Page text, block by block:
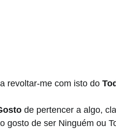
revoltar-me com isto do
de pertencer a algo,
gosto de ser Ninguém ou